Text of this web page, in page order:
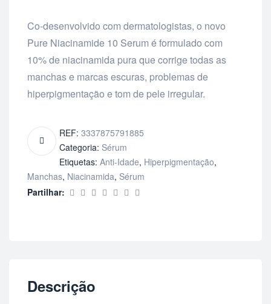
Co-desenvolvido com dermatologistas, o novo
Pure Niacinamide 10 Serum é formulado com
10% de niacinamida pura que corrige todas as
manchas e marcas escuras, problemas de
hiperpigmentação e tom de pele irregular.
REF: 3337875791885
Categoria: Sérum
Etiquetas: Anti-Idade, Hiperpigmentação,
Manchas, Niacinamida, Sérum
Partilhar:
Descrição